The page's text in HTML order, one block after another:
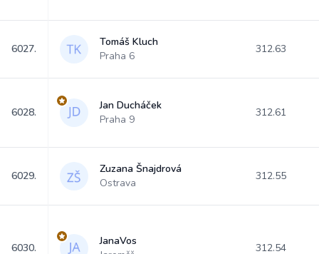
6027.
Tomáš Kluch
Praha 6
312.63
6028.
Jan Ducháček
Praha 9
312.61
6029.
Zuzana Šnajdrová
Ostrava
312.55
6030.
JanaVos
312.54